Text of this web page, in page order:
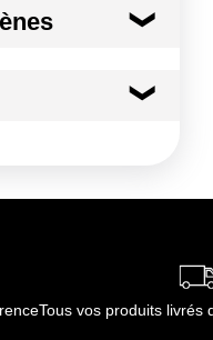
applicable
Tous vos produits livrés